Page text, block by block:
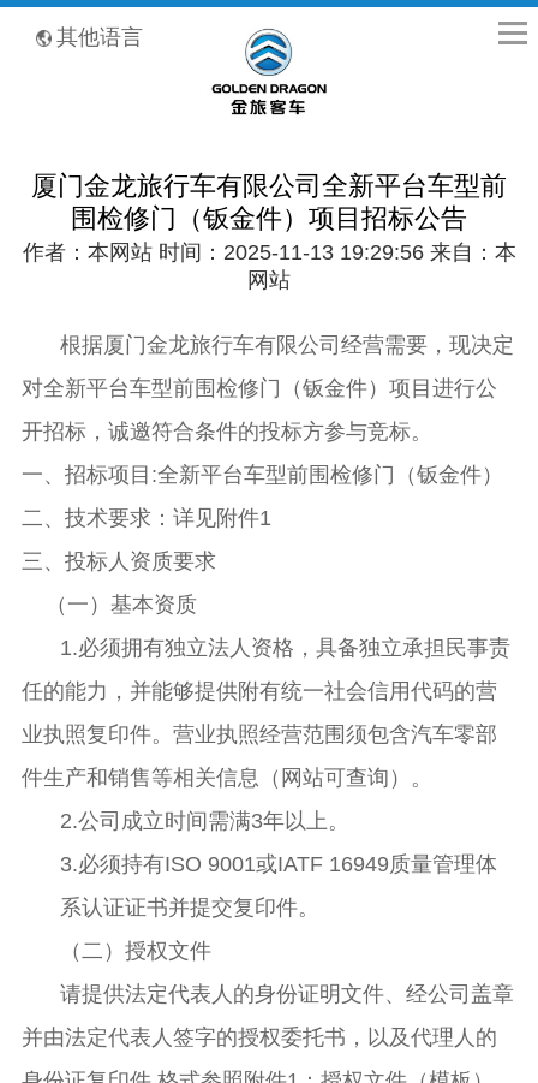
其他语言
厦门金龙旅行车有限公司全新平台车型前
围检修门（钣金件）项目招标公告
作者：本网站 时间：2025-11-13 19:29:56 来自：本
网站
根据厦门金龙旅行车有限公司经营需要，现决定
对全新平台车型前围检修门（钣金件）项目进行公
开招标，诚邀符合条件的投标方参与竞标。
一、招标项目 :全新平台车型前围 检修门（钣金件）
二、技术要求：详见附件1
三、投标人资质要求
（一）基本资质
1.必须拥有独立法人资格，具备独立承担民事责
任的能力，并能够提供附有统一社会信用代码的营
业执照复印件。营业执照经营范围须包含汽车零部
件生产和销售等相关信息（网站可查询）。
2.公司成立时间需满3年以上。
3.必须持有ISO 9001或IATF 16949质量管理体
系认证证书并提交复印件。
（二）授权文件
请提供法定代表人的身份证明文件、经公司盖章
并由法定代表人签字的授权委托书，以及代理人的